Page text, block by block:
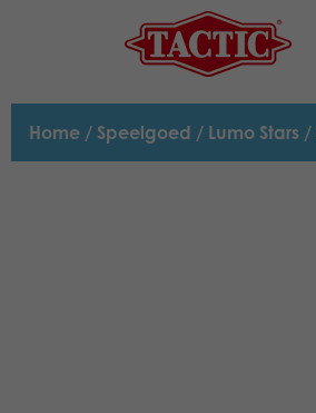
Home / Speelgoed / Lumo Stars /